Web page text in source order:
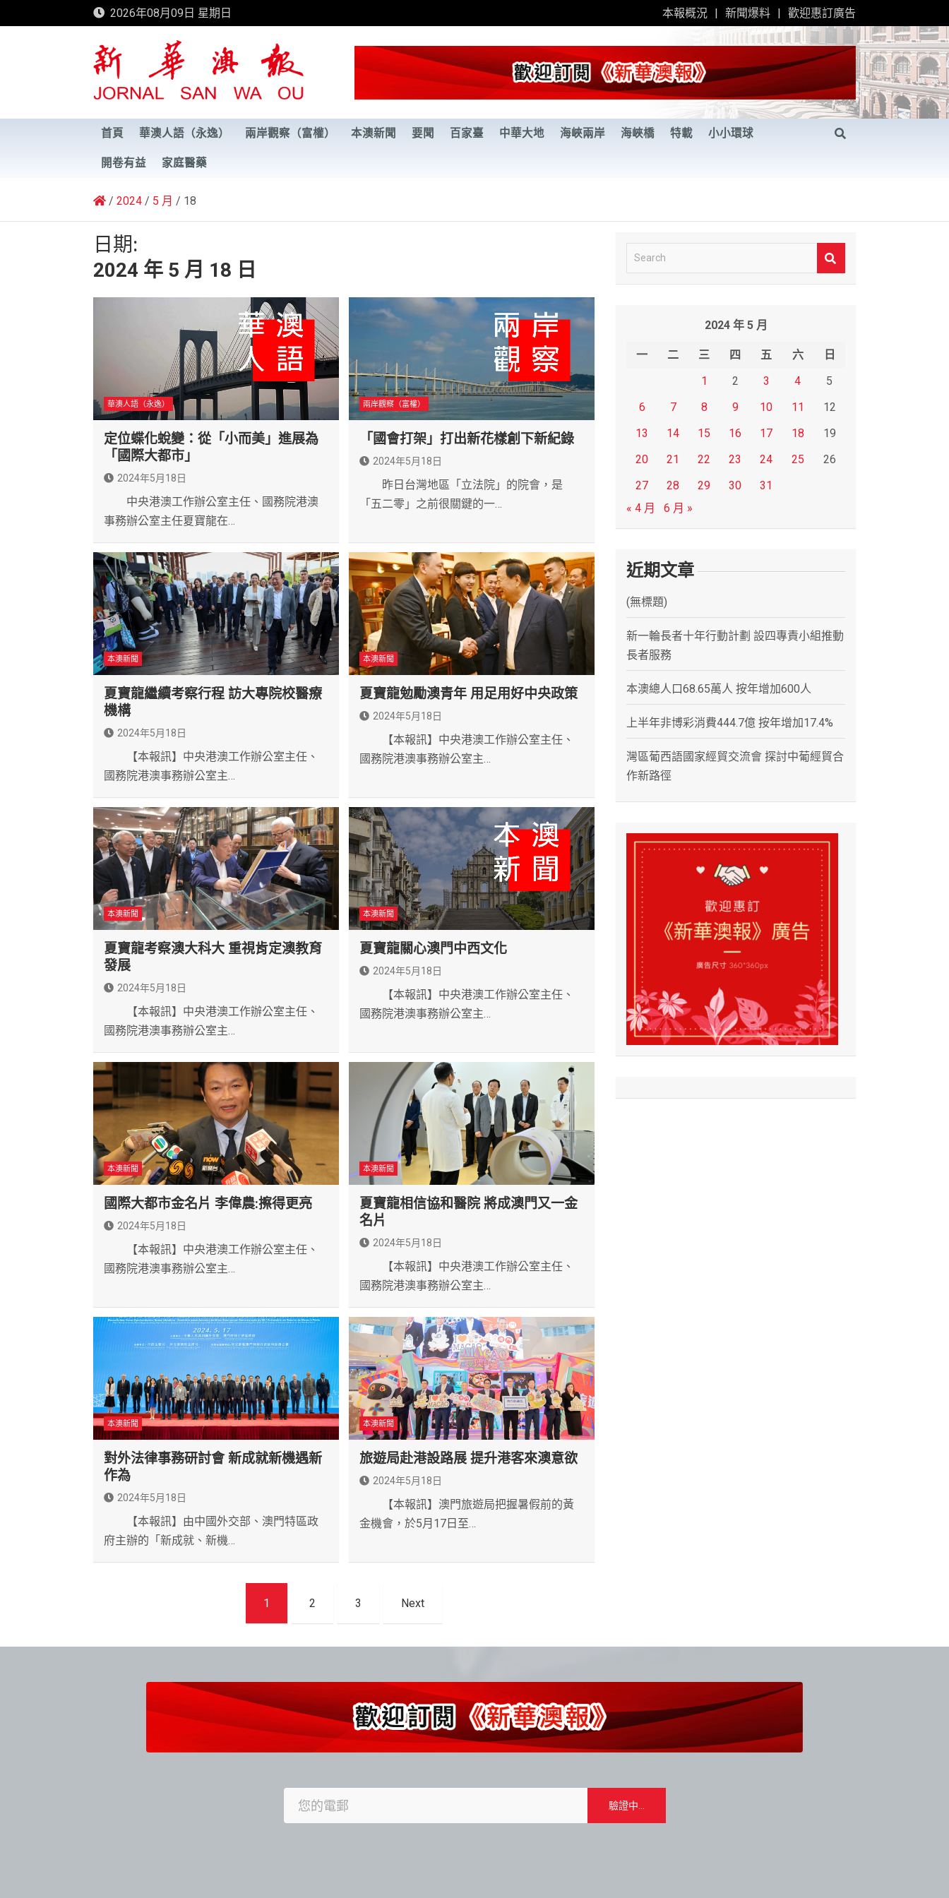
to
2026年08月09日 星期日 本報概況 新聞爆料 歡迎惠訂廣告
新華澳報
首頁 華澳人語（永逸） 兩岸觀察（富權） 本澳新聞 要聞 百家臺 中華大地 海峽兩岸 海峽橋 特載 小小環球
開卷有益 家庭醫藥
2024 5 月 18
日期:
2024 年 5 月 18 日
華澳人語（永逸）
定位蝶化蛻變：從「小而美」進展為
「國際大都市」
2024年5月18日
中央港澳工作辦公室主任、國務院港澳
事務辦公室主任夏寶龍在…
兩岸觀察（富權）
「國會打架」打出新花樣創下新紀錄
2024年5月18日
昨日台灣地區「立法院」的院會，是
「五二零」之前很關鍵的一…
本澳新聞
夏寶龍繼續考察行程 訪大專院校醫療
機構
2024年5月18日
【本報訊】中央港澳工作辦公室主任、
國務院港澳事務辦公室主…
本澳新聞
夏寶龍勉勵澳青年 用足用好中央政策
2024年5月18日
【本報訊】中央港澳工作辦公室主任、
國務院港澳事務辦公室主…
本澳新聞
夏寶龍考察澳大科大 重視肯定澳教育
發展
2024年5月18日
【本報訊】中央港澳工作辦公室主任、
國務院港澳事務辦公室主…
本澳新聞
夏寶龍關心澳門中西文化
2024年5月18日
【本報訊】中央港澳工作辦公室主任、
國務院港澳事務辦公室主…
本澳新聞
國際大都市金名片 李偉農:擦得更亮
2024年5月18日
【本報訊】中央港澳工作辦公室主任、
國務院港澳事務辦公室主…
本澳新聞
夏寶龍相信協和醫院 將成澳門又一金
名片
2024年5月18日
【本報訊】中央港澳工作辦公室主任、
國務院港澳事務辦公室主…
本澳新聞
對外法律事務研討會 新成就新機遇新
作為
2024年5月18日
【本報訊】由中國外交部、澳門特區政
府主辦的「新成就、新機…
本澳新聞
旅遊局赴港設路展 提升港客來澳意欲
2024年5月18日
【本報訊】澳門旅遊局把握暑假前的黃
金機會，於5月17日至…
導
1 2 3 Next
e
2024 年 5 月
一 二 三 四 五 六
日
1
2 3 4
5
6
7 8 9 10 11
12
13
14 15 16 17 18
19
20
21 22 23 24 25
26
27
28 29 30
31
« 4 月
6 月 »
近期文章
(無標題)
新一輪長者十年行動計劃 設四專責小組推動
長者服務
本澳總人口68.65萬人 按年增加600人
上半年非博彩消費444.7億 按年增加17.4%
灣區葡西語國家經貿交流會 探討中葡經貿合
作新路徑